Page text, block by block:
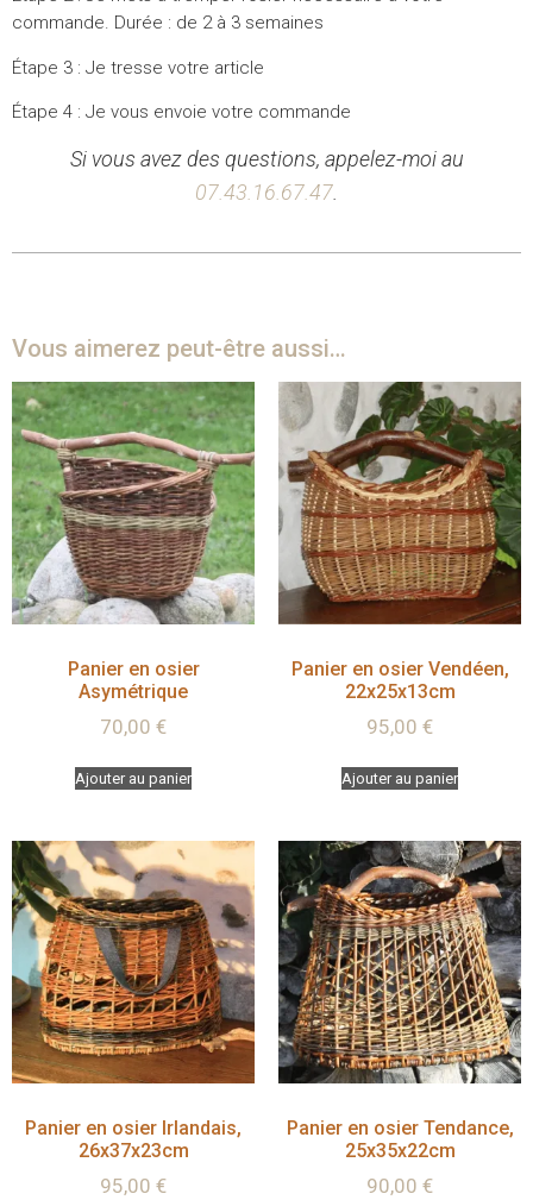
commande. Durée : de 2 à 3 semaines
Étape 3 : Je tresse votre article
Étape 4 : Je vous envoie votre commande
Si vous avez des questions, appelez-moi au
07.43.16.67.47.
Vous aimerez peut-être aussi…
Panier en osier
Asymétrique
70,00 €
Ajouter au panier
Panier en osier Vendéen,
22x25x13cm
95,00 €
Ajouter au panier
Panier en osier Irlandais,
26x37x23cm
95,00 €
Panier en osier Tendance,
25x35x22cm
90,00 €